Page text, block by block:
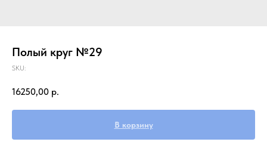
Полый круг №29
SKU:
16250,00 р.
В корзину